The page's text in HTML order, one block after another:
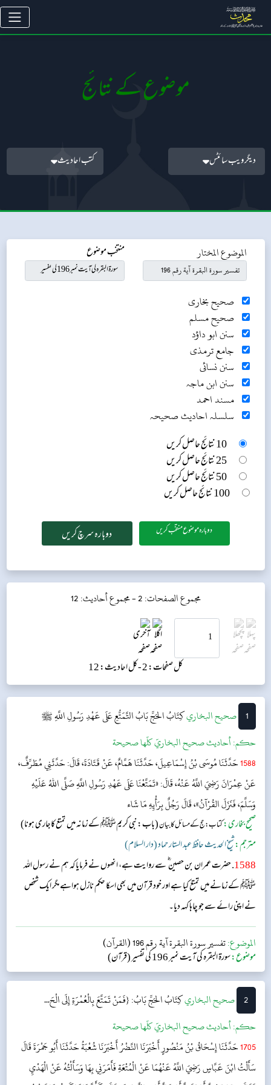
موضوع کے نتائج
دیگر ویب سائٹس کتب احادیث
الموضوع المختار منتخب موضوع
صحیح بخاری
صحیح مسلم
سنن ابو داؤد
جامع ترمذی
سنن نسائی
سنن ابن ماجہ
مسند احمد
سلسلہ احادیث صحیحہ
10 نتائج حاصل کریں
25 نتائج حاصل کریں
50 نتائج حاصل کریں
100 نتائج حاصل کریں
دوبارہ موضوع منتخب کریں
مجموع الصفحات: 2 - مجموع أحاديث: 12
کل صفحات: 2 - کل احادیث: 12
1 ‌‌صحيح البخاريكِتَابُ الحَجِّبَابُ التَّمَتُّعِ عَلَى عَهْدِ رَسُولِ اللَّهِ ﷺ
حکم:أحاديث صحيح البخاريّ كلّها صحيحة
1588حَدَّثَنَا مُوسَى بْنُ إِسْمَاعِيلَ، حَدَّثَنَا هَمَّامٌ، عَنْ قَتَادَةَ، قَالَ: حَدَّثَنِي مُطَرِّفٌ،
عَنْ عِمْرَانَ رَضِيَ اللَّهُ عَنْهُ، قَالَ: «تَمَتَّعْنَا عَلَى عَهْدِ رَسُولِ اللَّهِ صَلَّى اللهُ عَلَيْهِ
وَسَلَّمَ، فَنَزَلَ القُرْآنُ»، قَالَ رَجُلٌ بِرَأْيِهِ مَا شَاء
صحیح بخاری:کتاب: حج کے مسائل کا بیان(باب:نبی کریمﷺ کے زمانہ میں تمتع کاجاری ہونا)
مترجم:شیخ الحدیث حافظ عبد الستار حماد (دار السلام)
1588 . حضرت عمران بن حصین ؓ سے روایت ہے، انھوں نے فرمایا کہ ہم نے رسول اللہ
ﷺ کے زمانے میں تمتع کیا ہے اور خود قرآن میں بھی اسکا حکم نازل ہواہے مگر ایک شخص
نے اپنی رائے سے جو چاہا کہہ دیا۔
الموضوع:تفسير سورة البقرة آية رقم 196 (القرآن)
موضوع:سورۃ البقرہ کی آیت نمبر 196 کی تفسیر (قرآن)
2 ‌‌صحيح البخاريكِتَابُ الحَجِّبَابُ: {فَمَنْ تَمَتَّعَ بِالْعُمْرَةِ إِلَى الْحَ...
حکم:أحاديث صحيح البخاريّ كلّها صحيحة
1705حَدَّثَنَا إِسْحَاقُ بْنُ مَنْصُورٍ أَخْبَرَنَا النَّضْرُ أَخْبَرَنَا شُعْبَةُ حَدَّثَنَا أَبُو جَمْرَةَ قَالَ
سَأَلْتُ ابْنَ عَبَّاسٍ رَضِيَ اللَّهُ عَنْهُمَا عَنْ الْمُتْعَةِ فَأَمَرَنِي بِهَا وَسَأَلْتُهُ عَنْ الْهَدْيِ